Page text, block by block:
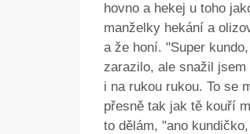
hovno a hekej u toho
manželky hekání a
a že honí. "Super
zarazilo, ale snažil
i na rukou rukou. To se
přesně tak jak tě kouří
to dělám, "ano